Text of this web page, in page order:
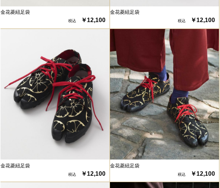
金花菱紐足袋
￥12,100
金花菱紐足袋
￥12,100
金花菱紐足袋
￥12,100
金花菱紐足袋
￥12,100